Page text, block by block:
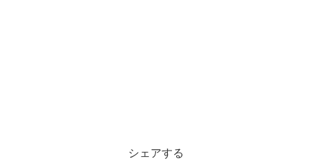
シェアする